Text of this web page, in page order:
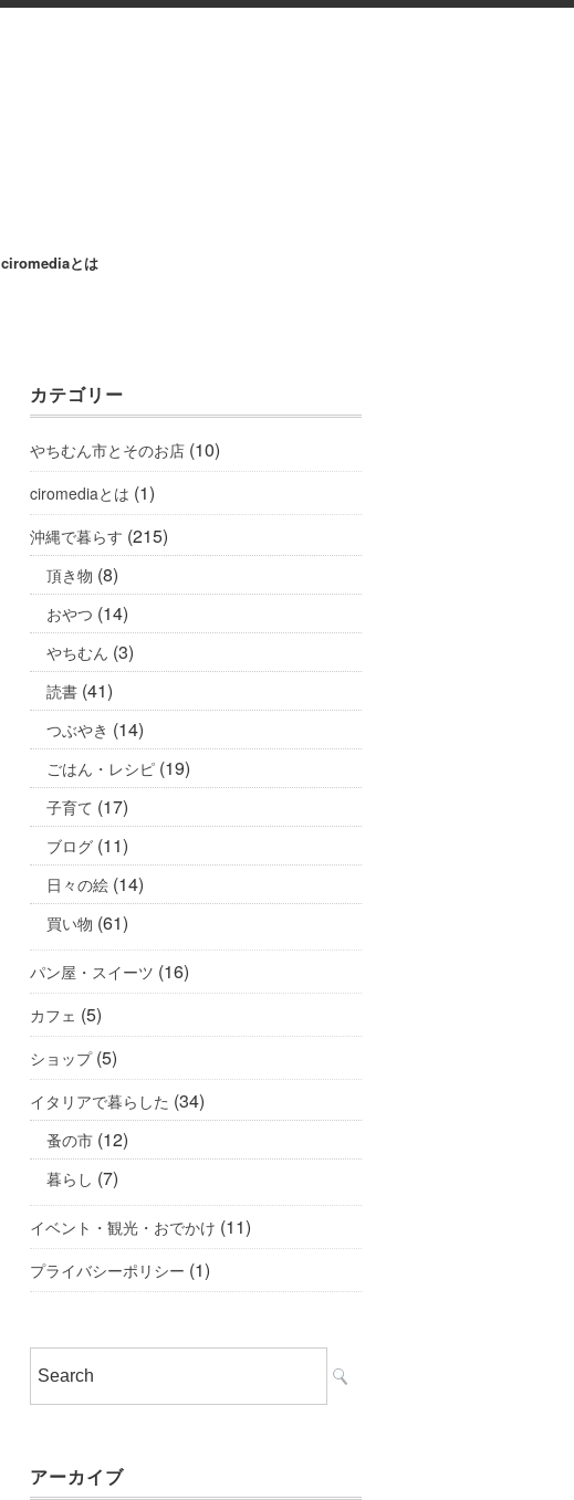
ciromediaとは
カテゴリー
やちむん市とそのお店 (10)
ciromediaとは (1)
沖縄で暮らす (215)
頂き物 (8)
おやつ (14)
やちむん (3)
読書 (41)
つぶやき (14)
ごはん・レシピ (19)
子育て (17)
ブログ (11)
日々の絵 (14)
買い物 (61)
パン屋・スイーツ (16)
カフェ (5)
ショップ(5)
イタリアで暮らした (34)
蚤の市 (12)
暮らし (7)
イベント・観光・おでかけ (11)
プライバシーポリシー (1)
アーカイブ